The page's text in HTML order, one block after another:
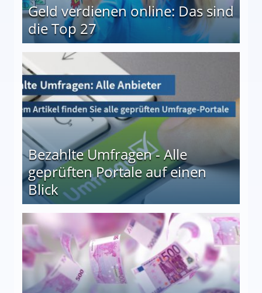
Geld verdienen online: Das sind
die Top 27
Bezahlte Umfragen - Alle
geprüften Portale auf einen
Blick
auf einen Blick